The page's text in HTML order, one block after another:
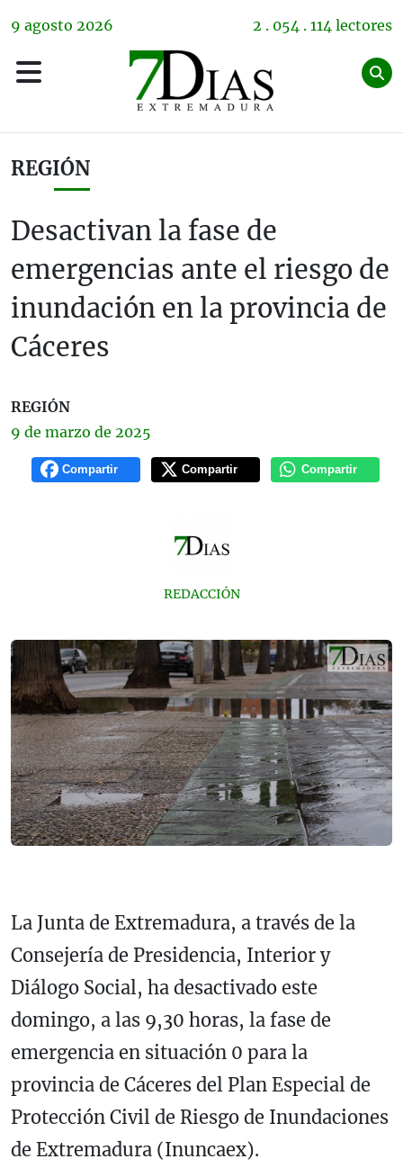
9 agosto 2026 2 . 054 . 114 lectores
REGIÓN
Desactivan la fase de
emergencias ante el riesgo de
inundación en la provincia de
Cáceres
REGIÓN
9 de marzo de 2025
Compartir Compartir Compartir
REDACCIÓN
La Junta de Extremadura, a través de la
Consejería de Presidencia, Interior y
Diálogo Social, ha desactivado este
domingo, a las 9,30 horas, la fase de
emergencia en situación 0 para la
provincia de Cáceres del Plan Especial de
Protección Civil de Riesgo de Inundaciones
de Extremadura (Inuncaex).